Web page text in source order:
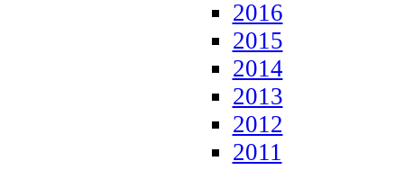
2016
2015
2014
2013
2012
2011